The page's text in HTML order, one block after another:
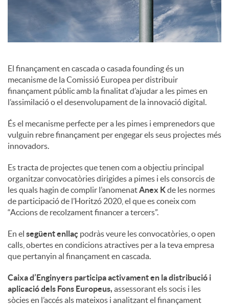
o
n
t
i
n
g
u
t
El finançament en cascada o casada founding és un
mecanisme de la Comissió Europea per distribuir
finançament públic amb la finalitat d’ajudar a les pimes en
l’assimilació o el desenvolupament de la innovació digital.
És el mecanisme perfecte per a les pimes i emprenedors que
vulguin rebre finançament per engegar els seus projectes més
innovadors.
Es tracta de projectes que tenen com a objectiu principal
organitzar convocatòries dirigides a pimes i els consorcis de
les quals hagin de complir l’anomenatAnex Kde les normes
de participació de l’Horitzó 2020, el que es coneix com
“Accions de recolzament financer a tercers”.
En el següent enllaç podràs veure les convocatòries, o open
calls, obertes en condicions atractives per a la teva empresa
que pertanyin al finançament en cascada.
Caixa d’Enginyers participa activament en la distribució i
aplicació dels Fons Europeus, assessorant els socis i les
sòcies en l’accés als mateixos i analitzant el finançament